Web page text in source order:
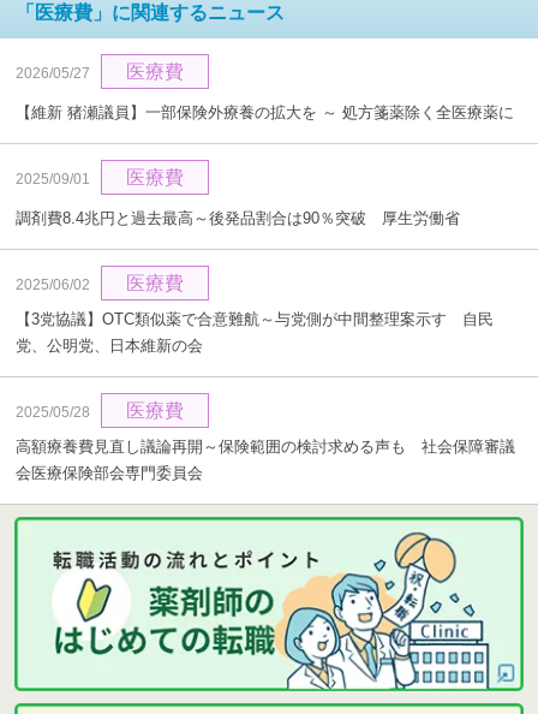
「医療費」に関連するニュース
2026/05/27 医療費
【維新 猪瀬議員】一部保険外療養の拡大を ～ 処方箋薬除く全医療薬に
2025/09/01 医療費
調剤費8.4兆円と過去最高～後発品割合は90％突破 厚生労働省
2025/06/02 医療費
【3党協議】OTC類似薬で合意難航～与党側が中間整理案示す 自民
党、公明党、日本維新の会
2025/05/28 医療費
高額療養費見直し議論再開～保険範囲の検討求める声も 社会保障審議
会医療保険部会専門委員会